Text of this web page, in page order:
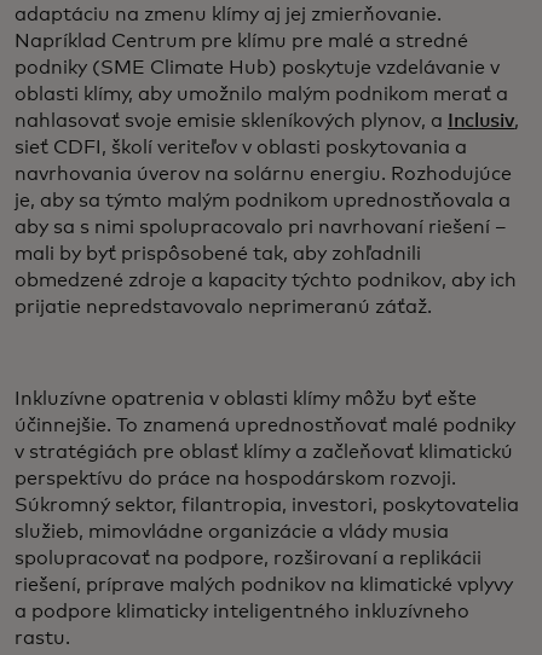
adaptáciu na zmenu klímy aj jej zmierňovanie.
Napríklad Centrum pre klímu pre malé a stredné
podniky (SME Climate Hub) poskytuje vzdelávanie v
oblasti klímy, aby umožnilo malým podnikom merať a
nahlasovať svoje emisie skleníkových plynov, a
Inclusiv,
sieť CDFI, školí veriteľov v oblasti poskytovania a
navrhovania úverov na solárnu energiu. Rozhodujúce
je, aby sa týmto malým podnikom uprednostňovala a
aby sa s nimi spolupracovalo pri navrhovaní riešení –
mali by byť prispôsobené tak, aby zohľadnili
obmedzené zdroje a kapacity týchto podnikov, aby ich
prijatie nepredstavovalo neprimeranú záťaž.
Inkluzívne opatrenia v oblasti klímy môžu byť ešte
účinnejšie. To znamená uprednostňovať malé podniky
v stratégiách pre oblasť klímy a začleňovať klimatickú
perspektívu do práce na hospodárskom rozvoji.
Súkromný sektor, filantropia, investori, poskytovatelia
služieb, mimovládne organizácie a vlády musia
spolupracovať na podpore, rozširovaní a replikácii
riešení, príprave malých podnikov na klimatické vplyvy
a podpore klimaticky inteligentného inkluzívneho
rastu.